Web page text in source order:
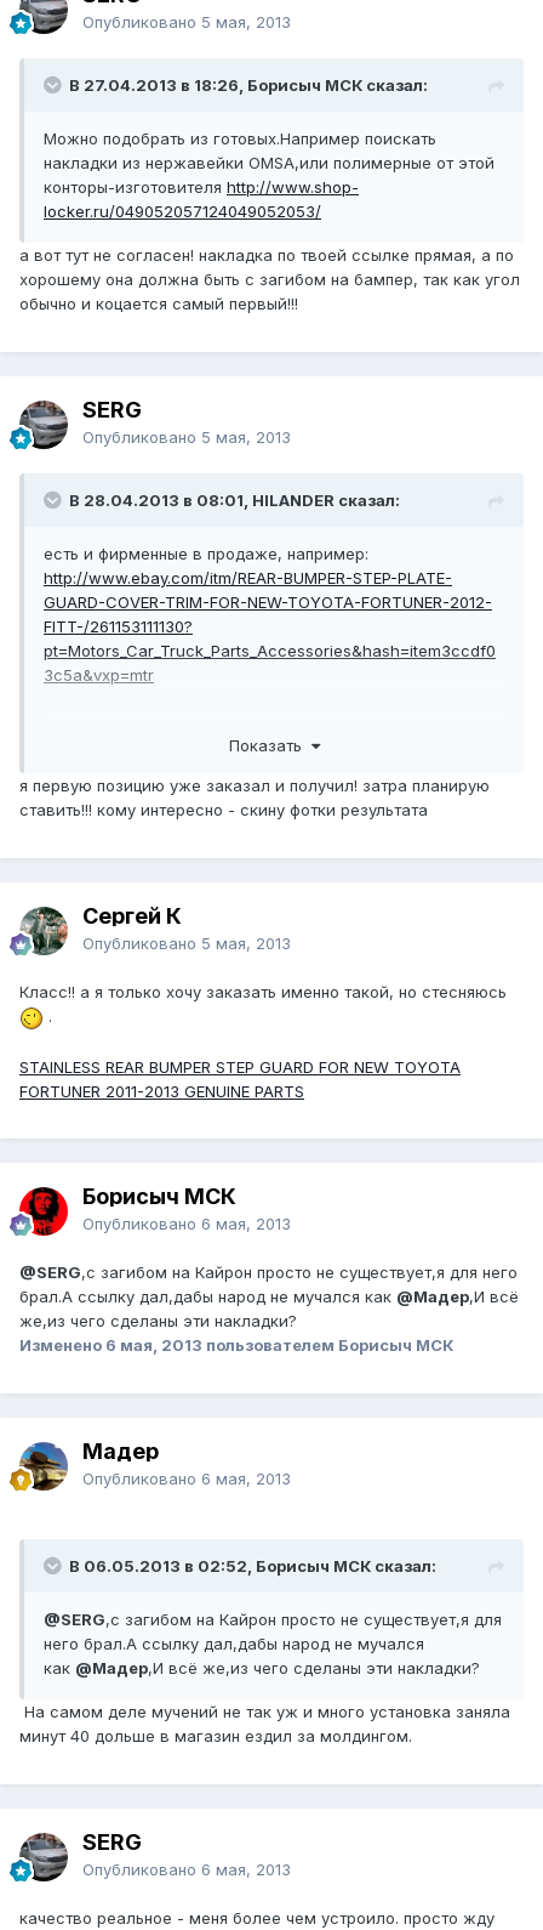
Опубликовано 5 мая, 2013
В 27.04.2013 в 18:26, Борисыч МСК сказал:
Можно подобрать из готовых.Например поискать
накладки из нержавейки OMSA,или полимерные от этой
конторы-изготовителя http://www.shop-
locker.ru/049052057124049052053/
а вот тут не согласен! накладка по твоей ссылке прямая, а по
хорошему она должна быть с загибом на бампер, так как угол
обычно и коцается самый первый!!!
SERG
Опубликовано 5 мая, 2013
В 28.04.2013 в 08:01, HILANDER сказал:
есть и фирменные в продаже, например:
http://www.ebay.com/itm/REAR-BUMPER-STEP-PLATE-
GUARD-COVER-TRIM-FOR-NEW-TOYOTA-FORTUNER-2012-
FITT-/261153111130?
pt=Motors_Car_Truck_Parts_Accessories&hash=item3ccdf0
3c5a&vxp=mtr
FORTUNER 2011-2013 GENUINE PARTS
Показать
я первую позицию уже заказал и получил! затра планирую
ставить!!! кому интересно - скину фотки результата
Сергей К
Опубликовано 5 мая, 2013
Класс!! а я только хочу заказать именно такой, но стесняюсь
.
STAINLESS REAR BUMPER STEP GUARD FOR NEW TOYOTA
FORTUNER 2011-2013 GENUINE PARTS
Борисыч МСК
Опубликовано 6 мая, 2013
@SERG,с загибом на Кайрон просто не существует,я для него
брал.А ссылку дал,дабы народ не мучался как @Мадер,И всё
же,из чего сделаны эти накладки?
Изменено 6 мая, 2013 пользователем Борисыч МСК
Мадер
Опубликовано 6 мая, 2013
В 06.05.2013 в 02:52, Борисыч МСК сказал:
@SERG,с загибом на Кайрон просто не существует,я для
него брал.А ссылку дал,дабы народ не мучался
как @Мадер,И всё же,из чего сделаны эти накладки?
На самом деле мучений не так уж и много установка заняла
минут 40 дольше в магазин ездил за молдингом.
SERG
Опубликовано 6 мая, 2013
качество реальное - меня более чем устроило. просто жду